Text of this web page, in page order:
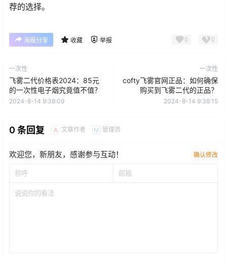
荐的选择。
海报分享 收藏 举报 0 0
一次性
飞雾二代价格表2024：85元
的一次性电子烟究竟值不值？
2024-8-14 9:38:09
一次性
cofty飞雾官网正品：如何确保
购买到飞雾二代的正品？
2024-8-14 9:38:15
0 条回复 A 文章作者 M 管理员
欢迎您，新朋友，感谢参与互动！ 确认修改